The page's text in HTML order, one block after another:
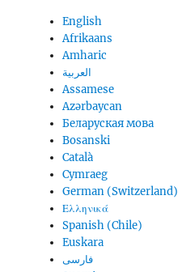
English
Afrikaans
Amharic
العربية
Assamese
Azərbaycan
Беларуская мова
Bosanski
Català
Cymraeg
German (Switzerland)
Ελληνικά
Spanish (Chile)
Euskara
فارسی